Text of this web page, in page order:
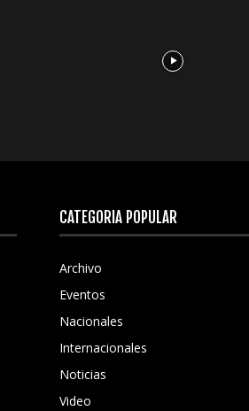
CATEGORÍA POPULAR
Archivo
Eventos
Nacionales
Internacionales
Noticias
Video